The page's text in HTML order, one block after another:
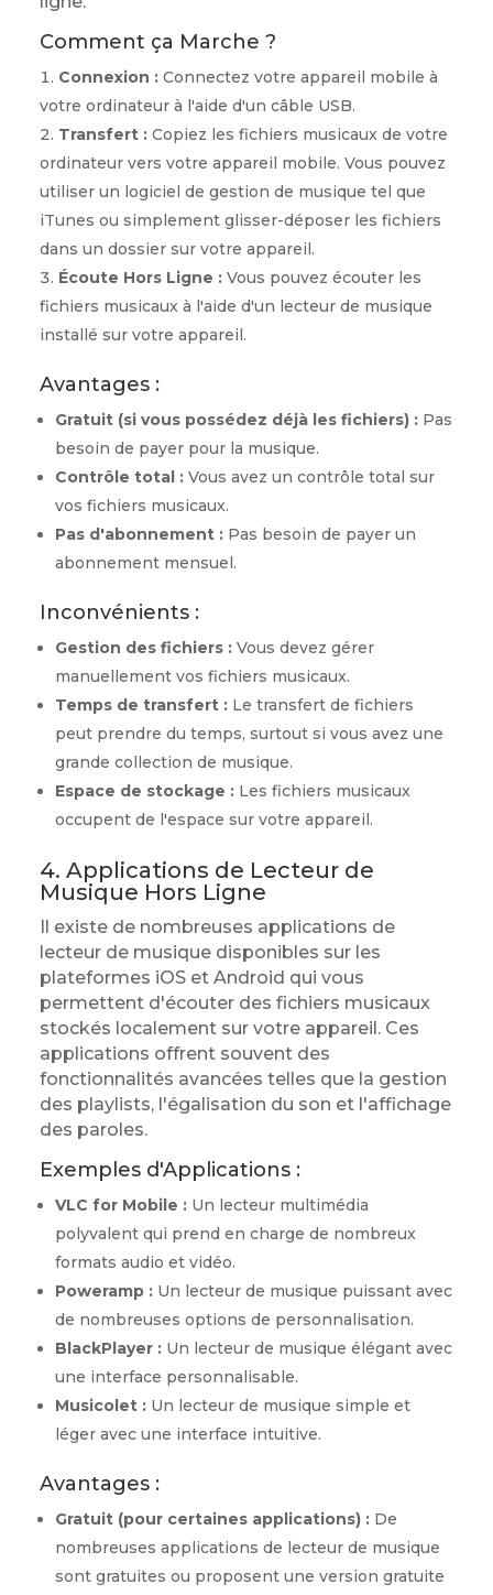
Comment ça Marche ?
Connexion :Connectez votre appareil mobile à
votre ordinateur à l'aide d'un câble USB.
Transfert :Copiez les fichiers musicaux de votre
ordinateur vers votre appareil mobile. Vous pouvez
utiliser un logiciel de gestion de musique tel que
iTunes ou simplement glisser-déposer les fichiers
dans un dossier sur votre appareil.
Écoute Hors Ligne :Vous pouvez écouter les
fichiers musicaux à l'aide d'un lecteur de musique
installé sur votre appareil.
Avantages :
Gratuit (si vous possédez déjà les fichiers) :Pas
besoin de payer pour la musique.
Contrôle total :Vous avez un contrôle total sur
vos fichiers musicaux.
Pas d'abonnement :Pas besoin de payer un
abonnement mensuel.
Inconvénients :
Gestion des fichiers :Vous devez gérer
manuellement vos fichiers musicaux.
Temps de transfert :Le transfert de fichiers
peut prendre du temps, surtout si vous avez une
grande collection de musique.
Espace de stockage :Les fichiers musicaux
occupent de l'espace sur votre appareil.
4. Applications de Lecteur de
Musique Hors Ligne
Il existe de nombreuses applications de
lecteur de musique disponibles sur les
plateformes iOS et Android qui vous
permettent d'écouter des fichiers musicaux
stockés localement sur votre appareil. Ces
applications offrent souvent des
fonctionnalités avancées telles que la gestion
des playlists, l'égalisation du son et l'affichage
des paroles.
Exemples d'Applications :
VLC for Mobile :Un lecteur multimédia
polyvalent qui prend en charge de nombreux
formats audio et vidéo.
Poweramp :Un lecteur de musique puissant avec
de nombreuses options de personnalisation.
BlackPlayer :Un lecteur de musique élégant avec
une interface personnalisable.
Musicolet :Un lecteur de musique simple et
léger avec une interface intuitive.
Avantages :
Gratuit (pour certaines applications) :De
nombreuses applications de lecteur de musique
sont gratuites ou proposent une version gratuite